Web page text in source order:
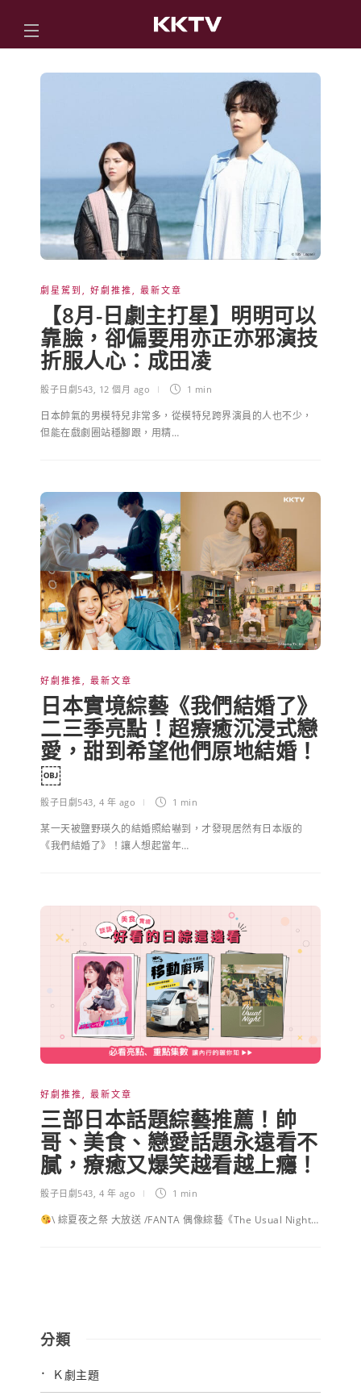
劇星駕到 好劇推推 最新文章
【8月-日劇主打星】明明可以
靠臉，卻偏要用亦正亦邪演技
折服人心：成田凌
骰子日劇543 12 個月 ago 1 min
日本帥氣的男模特兒非常多，從模特兒跨界演員的人也不少，
但能在戲劇圈站穩腳跟，用精…
好劇推推 最新文章
日本實境綜藝《我們結婚了》
二三季亮點！超療癒沉浸式戀
愛，甜到希望他們原地結婚！
￼
骰子日劇543 4 年 ago 1 min
某一天被鹽野瑛久的結婚照給嚇到，才發現居然有日本版的
《我們結婚了》！讓人想起當年…
好劇推推 最新文章
三部日本話題綜藝推薦！帥
哥、美食、戀愛話題永遠看不
膩，療癒又爆笑越看越上癮！
骰子日劇543 4 年 ago 1 min
\ 綜夏夜之祭 大放送 /FANTA 偶像綜藝《The Usual Night…
分類
Ｋ劇主題